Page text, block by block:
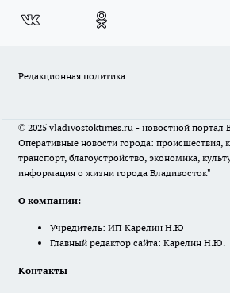
Редакционная политика
© 2025 vladivostoktimes.ru - новостной портал
Оперативные новости города:
транспорт, благоустройство, экономика,
информация о жизни города Владивосток"
О компании:
Учредитель: ИП Карелин Н.Ю
Главный редактор сайта: Карелин Н.Ю.
Контакты